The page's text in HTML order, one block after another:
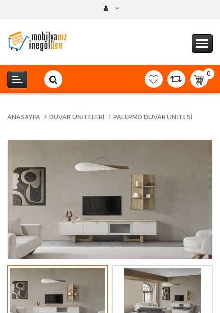
0
-
ANASAYFA DUVAR ÜNITELERI PALERMO DUVAR ÜNITESI